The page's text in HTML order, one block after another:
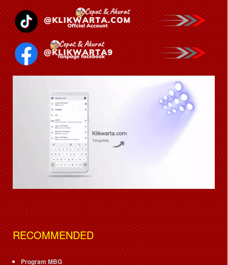
RECOMMENDED
Program MBG